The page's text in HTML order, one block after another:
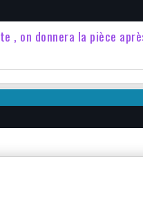
, on donnera la pièce